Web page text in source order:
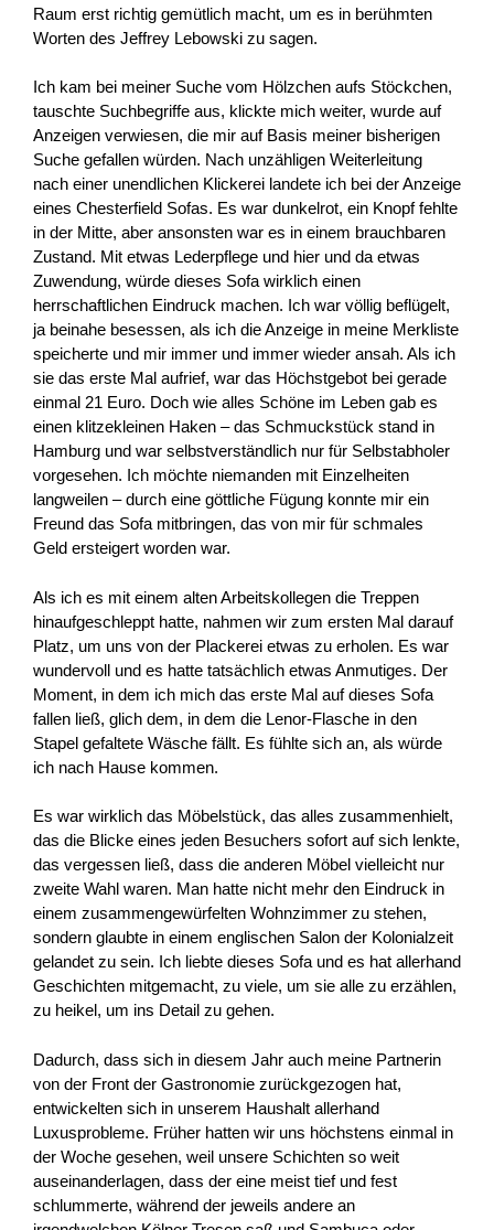
Raum erst richtig gemütlich macht, um es in berühmten
Worten des Jeffrey Lebowski zu sagen.
Ich kam bei meiner Suche vom Hölzchen aufs Stöckchen,
tauschte Suchbegriffe aus, klickte mich weiter, wurde auf
Anzeigen verwiesen, die mir auf Basis meiner bisherigen
Suche gefallen würden. Nach unzähligen Weiterleitung
nach einer unendlichen Klickerei landete ich bei der Anzeige
eines Chesterfield Sofas. Es war dunkelrot, ein Knopf fehlte
in der Mitte, aber ansonsten war es in einem brauchbaren
Zustand. Mit etwas Lederpflege und hier und da etwas
Zuwendung, würde dieses Sofa wirklich einen
herrschaftlichen Eindruck machen. Ich war völlig beflügelt,
ja beinahe besessen, als ich die Anzeige in meine Merkliste
speicherte und mir immer und immer wieder ansah. Als ich
sie das erste Mal aufrief, war das Höchstgebot bei gerade
einmal 21 Euro. Doch wie alles Schöne im Leben gab es
einen klitzekleinen Haken – das Schmuckstück stand in
Hamburg und war selbstverständlich nur für Selbstabholer
vorgesehen. Ich möchte niemanden mit Einzelheiten
langweilen – durch eine göttliche Fügung konnte mir ein
Freund das Sofa mitbringen, das von mir für schmales
Geld ersteigert worden war.
Als ich es mit einem alten Arbeitskollegen die Treppen
hinaufgeschleppt hatte, nahmen wir zum ersten Mal darauf
Platz, um uns von der Plackerei etwas zu erholen. Es war
wundervoll und es hatte tatsächlich etwas Anmutiges. Der
Moment, in dem ich mich das erste Mal auf dieses Sofa
fallen ließ, glich dem, in dem die Lenor-Flasche in den
Stapel gefaltete Wäsche fällt. Es fühlte sich an, als würde
ich nach Hause kommen.
Es war wirklich das Möbelstück, das alles zusammenhielt,
das die Blicke eines jeden Besuchers sofort auf sich lenkte,
das vergessen ließ, dass die anderen Möbel vielleicht nur
zweite Wahl waren. Man hatte nicht mehr den Eindruck in
einem zusammengewürfelten Wohnzimmer zu stehen,
sondern glaubte in einem englischen Salon der Kolonialzeit
gelandet zu sein. Ich liebte dieses Sofa und es hat allerhand
Geschichten mitgemacht, zu viele, um sie alle zu erzählen,
zu heikel, um ins Detail zu gehen.
Dadurch, dass sich in diesem Jahr auch meine Partnerin
von der Front der Gastronomie zurückgezogen hat,
entwickelten sich in unserem Haushalt allerhand
Luxusprobleme. Früher hatten wir uns höchstens einmal in
der Woche gesehen, weil unsere Schichten so weit
auseinanderlagen, dass der eine meist tief und fest
schlummerte, während der jeweils andere an